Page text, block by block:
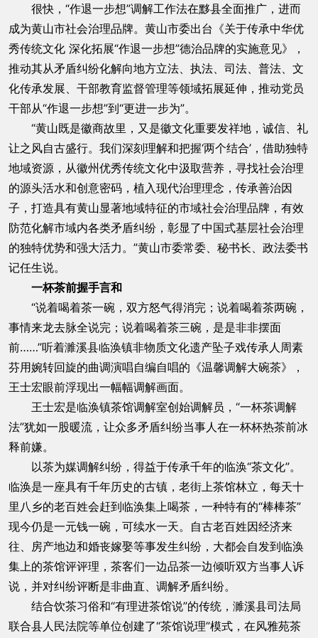
很快，“作退一步想”调解工作法在黟县全面推广，进而
成为黄山市社会治理品牌。黄山市委出台《关于传承中华优
秀传统文化 深化拓展“作退一步想”德治品牌的实施意见》，
推动其从矛盾纠纷化解向地方立法、执法、司法、普法、文
化传承发展、干部教育监督管理等领域拓展延伸，推动党员
干部从“作退一步想”到“更进一步为”。
“黄山既是徽商故里，又是徽文化重要发祥地，诚信、礼
让之风自古盛行。我们深刻理解和把握‘两个结合’，借助独特
地域资源，从徽州优秀传统文化中汲取营养，寻找社会治理
的源头活水和创意密码，植入现代治理理念，传承善治因
子，打造具有黄山显著地域特征的市域社会治理品牌，有效
防范化解市域内各类矛盾纠纷，彰显了中国式基层社会治理
的独特优势和强大活力。”黄山市委常委、秘书长、政法委书
记任生说。
一杯茶前握手言和
“说着喝着茶一碗，双方怒气得消完；说着喝着茶两碗，
事情来龙去脉全说完；说着喝着茶三碗，是是非非摆面
前……”听着濉溪县临涣镇非物质文化遗产坠子戏传承人周素
芬用婉转回旋的曲调演唱自编自唱的《温馨调解大碗茶》，
王士宏眼前浮现出一幅幅调解画面。
王士宏是临涣镇茶馆调解室创始调解员，“一杯茶调解
法”犹如一股暖流，让众多矛盾纠纷当事人在一杯杯热茶前冰
释前嫌。
以茶为媒调解纠纷，得益于传承千年的临涣“茶文化”。
临涣是一座具有千年历史的古镇，老街上茶馆林立，每天十
里八乡的老百姓会赶到临涣集上喝茶，一种特有的“棒棒茶”
现今仍是一元钱一碗，可续水一天。自古老百姓因经济来
往、房产地边和婚丧嫁娶等事发生纠纷，大都会自发到临涣
集上的茶馆评评理，茶客们一边品茶一边倾听双方当事人诉
说，并对纠纷评断是非曲直、调解矛盾纠纷。
结合饮茶习俗和“有理进茶馆说”的传统，濉溪县司法局
联合县人民法院等单位创建了“茶馆说理”模式，在风雅苑茶